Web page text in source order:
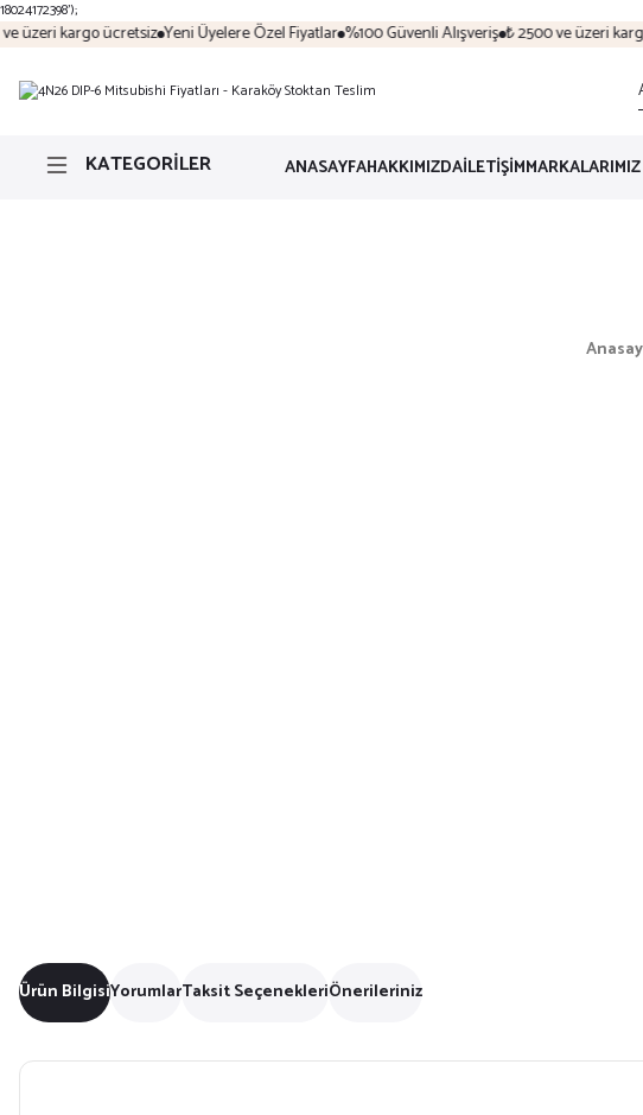
18024172398');
üzeri kargo ücretsiz Yeni Üyelere Özel Fiyatlar %100 Güvenli Alışveriş ₺ 2500 ve üzeri
KATEGORİLER ANASAYFAHAKKIMIZDAİLETİŞİMMARKALARIMIZ
Ürün BilgisiYorumlarTaksit SeçenekleriÖnerileriniz